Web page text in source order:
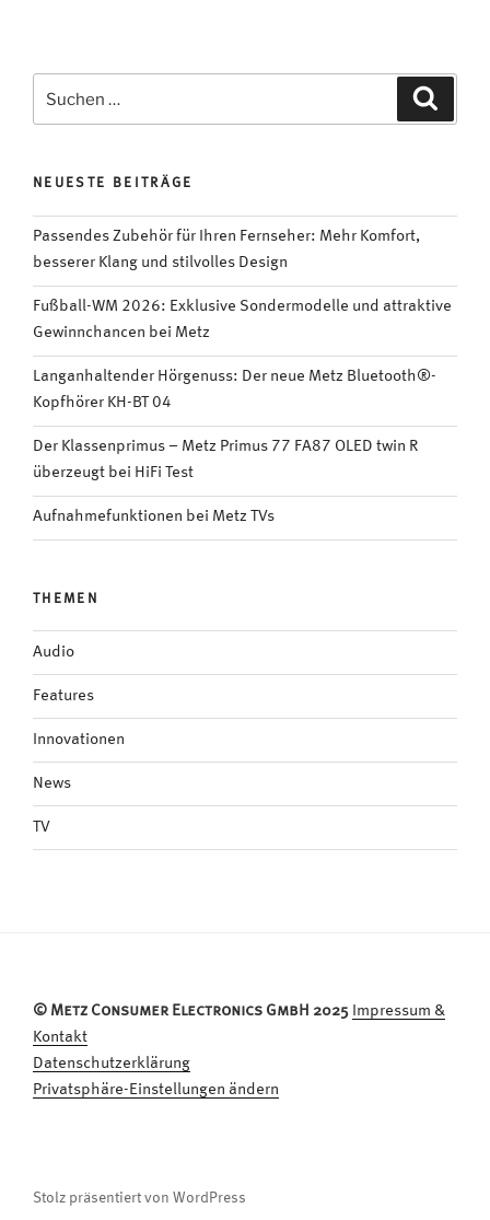
nach:
NEUESTE BEITRÄGE
Passendes Zubehör für Ihren Fernseher: Mehr Komfort,
besserer Klang und stilvolles Design
Fußball-WM 2026: Exklusive Sondermodelle und attraktive
Gewinnchancen bei Metz
Langanhaltender Hörgenuss: Der neue Metz Bluetooth®-
Kopfhörer KH-BT 04
Der Klassenprimus – Metz Primus 77 FA87 OLED twin R
überzeugt bei HiFi Test
Aufnahmefunktionen bei Metz TVs
THEMEN
Audio
Features
Innovationen
News
TV
© Metz Consumer Electronics GmbH 2025 Impressum &
Kontakt
Datenschutzerklärung
Privatsphäre-Einstellungen ändern
Stolz präsentiert von WordPress